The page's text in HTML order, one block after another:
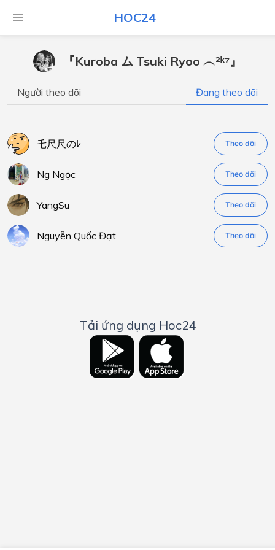
HOC24
『Kuroba ム Tsuki Ryoo ︵²ᵏ⁷』
Người theo dõi Đang theo dõi
乇尺尺のﾚ Theo dõi
Ng Ngọc Theo dõi
YangSu Theo dõi
Nguyễn Quốc Đạt Theo dõi
Tải ứng dụng Hoc24